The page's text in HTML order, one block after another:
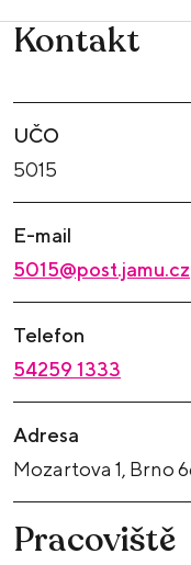
Kontakt
UČO
5015
E-mail
5015@post.jamu.cz
Telefon
54259 1333
Adresa
Mozartova 1, Brno
Pracoviště